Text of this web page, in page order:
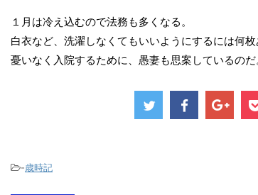
１月は冷え込むので法務も多くなる。
白衣など、洗濯しなくてもいいようにするには何枚
憂いなく入院するために、愚妻も思案しているのだ
-歳時記